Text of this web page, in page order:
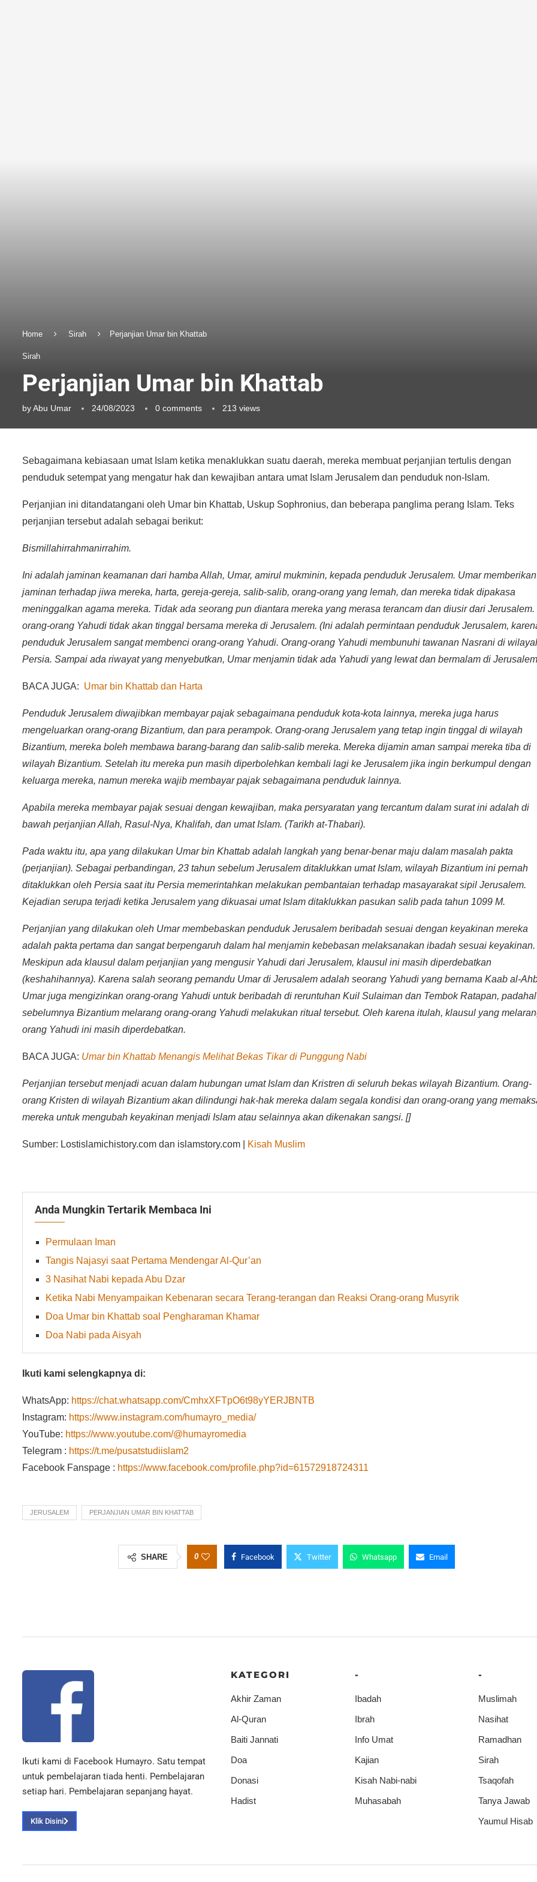
Home Sirah Perjanjian Umar bin Khattab
Sirah
Perjanjian Umar bin Khattab
byAbu Umar 24/08/2023 0 comments 213 views
Sebagaimana kebiasaan umat Islam ketika menaklukkan suatu daerah, mereka membuat perjanjian tertulis dengan
penduduk setempat yang mengatur hak dan kewajiban antara umat Islam Jerusalem dan penduduk non-Islam.
Perjanjian ini ditandatangani oleh Umar bin Khattab, Uskup Sophronius, dan beberapa panglima perang Islam. Teks
perjanjian tersebut adalah sebagai berikut:
Bismillahirrahmanirrahim.
Ini adalah jaminan keamanan dari hamba Allah, Umar, amirul mukminin, kepada penduduk Jerusalem. Umar memberikan
jaminan terhadap jiwa mereka, harta, gereja-gereja, salib-salib, orang-orang yang lemah, dan mereka tidak dipakasa
meninggalkan agama mereka. Tidak ada seorang pun diantara mereka yang merasa terancam dan diusir dari Jerusalem.
orang-orang Yahudi tidak akan tinggal bersama mereka di Jerusalem. (Ini adalah permintaan penduduk Jerusalem,
penduduk Jerusalem sangat membenci orang-orang Yahudi. Orang-orang Yahudi membunuhi tawanan Nasrani di
Persia. Sampai ada riwayat yang menyebutkan, Umar menjamin tidak ada Yahudi yang lewat dan bermalam di
BACA JUGA: Umar bin Khattab dan Harta
Penduduk Jerusalem diwajibkan membayar pajak sebagaimana penduduk kota-kota lainnya, mereka juga harus
mengeluarkan orang-orang Bizantium, dan para perampok. Orang-orang Jerusalem yang tetap ingin tinggal di wilayah
Bizantium, mereka boleh membawa barang-barang dan salib-salib mereka. Mereka dijamin aman sampai mereka tiba di
wilayah Bizantium. Setelah itu mereka pun masih diperbolehkan kembali lagi ke Jerusalem jika ingin berkumpul dengan
keluarga mereka, namun mereka wajib membayar pajak sebagaimana penduduk lainnya.
Apabila mereka membayar pajak sesuai dengan kewajiban, maka persyaratan yang tercantum dalam surat ini adalah di
bawah perjanjian Allah, Rasul-Nya, Khalifah, dan umat Islam. (Tarikh at-Thabari).
Pada waktu itu, apa yang dilakukan Umar bin Khattab adalah langkah yang benar-benar maju dalam masalah pakta
(perjanjian). Sebagai perbandingan, 23 tahun sebelum Jerusalem ditaklukkan umat Islam, wilayah Bizantium ini pernah
ditaklukkan oleh Persia saat itu Persia memerintahkan melakukan pembantaian terhadap masayarakat sipil Jerusalem.
Kejadian serupa terjadi ketika Jerusalem yang dikuasai umat Islam ditaklukkan pasukan salib pada tahun 1099 M.
Perjanjian yang dilakukan oleh Umar membebaskan penduduk Jerusalem beribadah sesuai dengan keyakinan mereka
adalah pakta pertama dan sangat berpengaruh dalam hal menjamin kebebasan melaksanakan ibadah sesuai keyakinan.
Meskipun ada klausul dalam perjanjian yang mengusir Yahudi dari Jerusalem, klausul ini masih diperdebatkan
(keshahihannya). Karena salah seorang pemandu Umar di Jerusalem adalah seorang Yahudi yang bernama Kaab al-
Umar juga mengizinkan orang-orang Yahudi untuk beribadah di reruntuhan Kuil Sulaiman dan Tembok Ratapan, padahal
sebelumnya Bizantium melarang orang-orang Yahudi melakukan ritual tersebut. Oleh karena itulah, klausul yang
orang Yahudi ini masih diperdebatkan.
BACA JUGA: Umar bin Khattab Menangis Melihat Bekas Tikar di Punggung Nabi
Perjanjian tersebut menjadi acuan dalam hubungan umat Islam dan Kristren di seluruh bekas wilayah Bizantium. Orang-
orang Kristen di wilayah Bizantium akan dilindungi hak-hak mereka dalam segala kondisi dan orang-orang yang
mereka untuk mengubah keyakinan menjadi Islam atau selainnya akan dikenakan sangsi. []
Sumber: Lostislamichistory.com dan islamstory.com | Kisah Muslim
Anda Mungkin Tertarik Membaca Ini
Permulaan Iman
Tangis Najasyi saat Pertama Mendengar Al-Qur’an
3 Nasihat Nabi kepada Abu Dzar
Ketika Nabi Menyampaikan Kebenaran secara Terang-terangan dan Reaksi Orang-orang Musyrik
Doa Umar bin Khattab soal Pengharaman Khamar
Doa Nabi pada Aisyah
Ikuti kami selengkapnya di:
WhatsApp: https://chat.whatsapp.com/CmhxXFTpO6t98yYERJBNTB
Instagram: https://www.instagram.com/humayro_media/
YouTube: https://www.youtube.com/@humayromedia
Telegram : https://t.me/pusatstudiislam2
Facebook Fanspage : https://www.facebook.com/profile.php?id=61572918724311
JERUSALEM PERJANJIAN UMAR BIN KHATTAB
SHARE 0 Facebook Twitter Whatsapp Email
Ikuti kami di Facebook Humayro. Satu tempat
untuk pembelajaran tiada henti. Pembelajaran
setiap hari. Pembelajaran sepanjang hayat.
Klik Disini
KATEGORI
Akhir Zaman
Al-Quran
Baiti Jannati
Doa
Donasi
Hadist
-
Ibadah
Ibrah
Info Umat
Kajian
Kisah Nabi-nabi
Muhasabah
-
Muslimah
Nasihat
Ramadhan
Sirah
Tsaqofah
Tanya Jawab
Yaumul Hisab